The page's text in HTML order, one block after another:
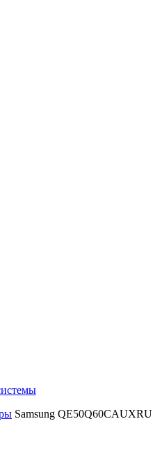
Samsung QE50Q60CAUXRU